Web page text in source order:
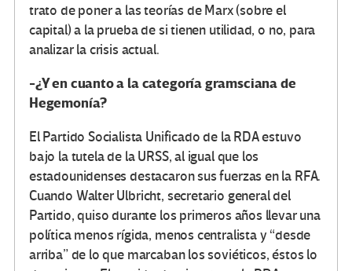
trato de poner a las teorías de Marx (sobre el
capital) a la prueba de si tienen utilidad, o no, para
analizar la crisis actual.
-¿Y en cuanto a la categoría gramsciana de
Hegemonía?
El Partido Socialista Unificado de la RDA estuvo
bajo la tutela de la URSS, al igual que los
estadounidenses destacaron sus fuerzas en la RFA.
Cuando Walter Ulbricht, secretario general del
Partido, quiso durante los primeros años llevar una
política menos rígida, menos centralista y “desde
arriba” de lo que marcaban los soviéticos, éstos lo